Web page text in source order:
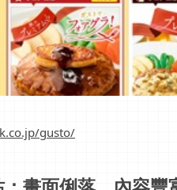
gusto/